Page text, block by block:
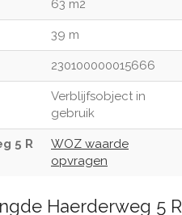
63 m2
39 m
230100000015666
Verblijfsobject in
gebruik
5 R
WOZ waarde
opvragen
Haerderweg 5 R